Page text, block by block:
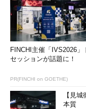
FINCHI主催「IVS2026」
セッションが話題に！
PR(FINCHI on GOETHE)
【見
本質